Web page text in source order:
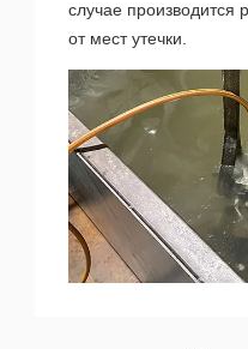
случае производится
от мест утечки.